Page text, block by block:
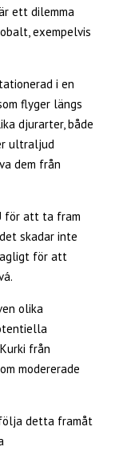
ett dilemma
exempelvis
i en
flyger längs
djurarter, både
ultraljud
dem från
för att ta fram
skadar inte
för att
olika
från
modererade
detta framåt